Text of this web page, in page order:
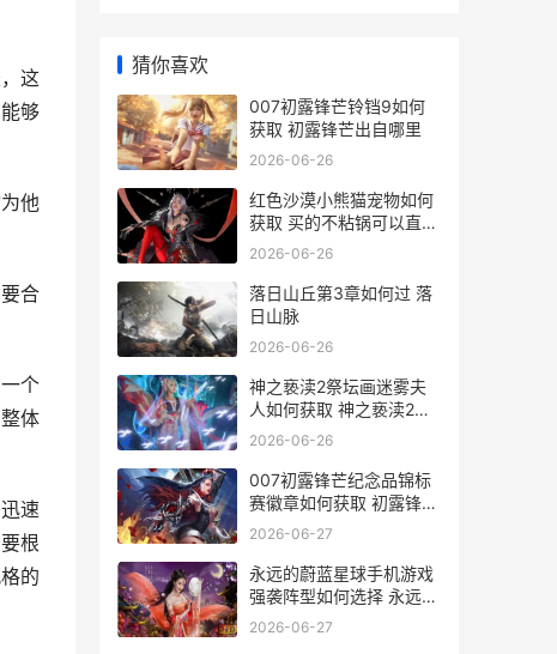
这
够
他
合
个
体
速
根
的
猜你喜欢
007初露锋芒铃铛9如何
获取 初露锋芒出自哪里
2026-06-26
红色沙漠小熊猫宠物如何
获取 买的不粘锅可以直接
用吗
2026-06-26
落日山丘第3章如何过 落
日山脉
2026-06-26
神之亵渎2祭坛画迷雾夫
人如何获取 神之亵渎2祭
坛画组合
2026-06-26
007初露锋芒纪念品锦标
赛徽章如何获取 初露锋芒
后面一句
2026-06-27
永远的蔚蓝星球手机游戏
强袭阵型如何选择 永远的
蔚蓝星球免费版
2026-06-27